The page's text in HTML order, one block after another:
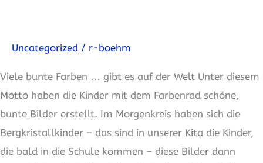
Uncategorized / r-boehm
Viele bunte Farben … gibt es auf der Welt Unter diesem
Motto haben die Kinder mit dem Farbenrad schöne,
bunte Bilder erstellt. Im Morgenkreis haben sich die
Bergkristallkinder – das sind in unserer Kita die Kinder,
die bald in die Schule kommen – diese Bilder dann